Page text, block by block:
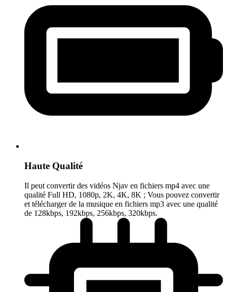
Haute Qualité
Il peut convertir des vidéos Njav en fichiers mp4 avec une
qualité Full HD, 1080p, 2K, 4K, 8K ; Vous pouvez convertir
et télécharger de la musique en fichiers mp3 avec une qualité
de 128kbps, 192kbps, 256kbps, 320kbps.